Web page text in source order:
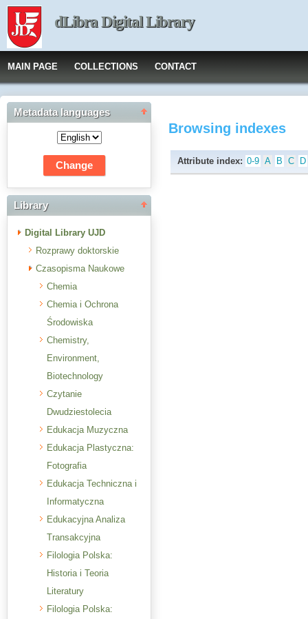
dLibra Digital Library
MAIN PAGE COLLECTIONS CONTACT
Metadata languages
Library
Digital Library UJD
Rozprawy doktorskie
Czasopisma Naukowe
Chemia
Chemia i Ochrona
Środowiska
Chemistry,
Environment,
Biotechnology
Czytanie
Dwudziestolecia
Edukacja Muzyczna
Edukacja Plastyczna:
Fotografia
Edukacja Techniczna i
Informatyczna
Edukacyjna Analiza
Transakcyjna
Filologia Polska:
Historia i Teoria
Literatury
Filologia Polska:
Browsing indexes
Attribute index: 0-9 A B C D